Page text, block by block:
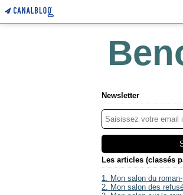
Newsletter
Les articles (classés
1. Mon salon du
2. Mon salon des